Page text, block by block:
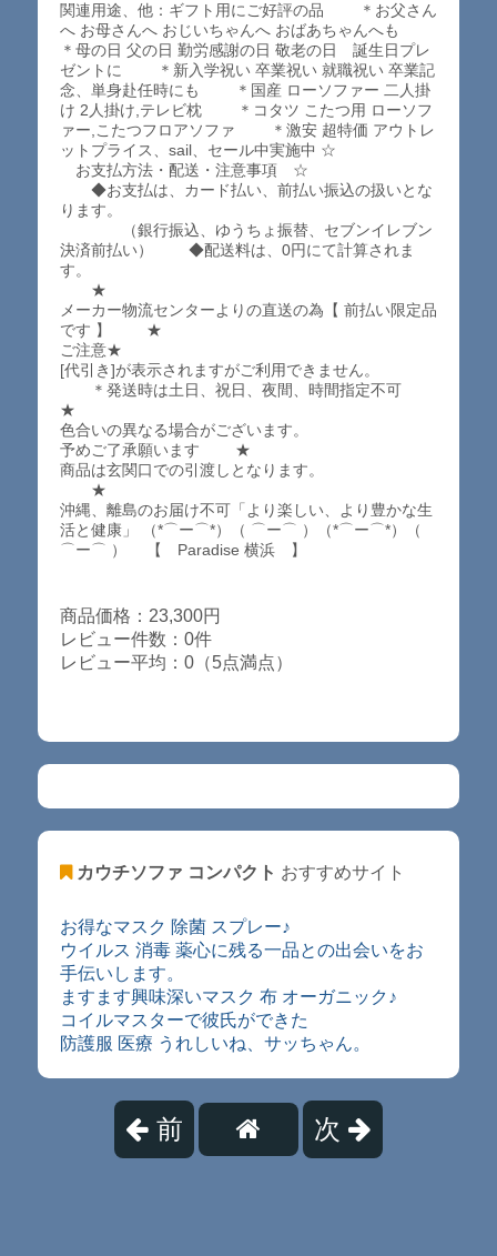
関連用途、他：ギフト用にご好評の品 ＊お父さん
へ お母さんへ おじいちゃんへ おばあちゃんへも
＊母の日 父の日 勤労感謝の日 敬老の日 誕生日プレ
ゼントに ＊新入学祝い 卒業祝い 就職祝い 卒業記
念、単身赴任時にも ＊国産 ローソファー 二人掛
け 2人掛け,テレビ枕 ＊コタツ こたつ用 ローソフ
ァー,こたつフロアソファ ＊激安 超特価 アウトレ
ットプライス、sail、セール中実施中 ☆
お支払方法・配送・注意事項 ☆
◆お支払は、カード払い、前払い振込の扱いとな
ります。
（銀行振込、ゆうちょ振替、セブンイレブン
決済前払い） ◆配送料は、0円にて計算されま
す。
★
メーカー物流センターよりの直送の為【 前払い限定品
です 】 ★
ご注意★
[代引き]が表示されますがご利用できません。
＊発送時は土日、祝日、夜間、時間指定不可
★
色合いの異なる場合がございます。
予めご了承願います ★
商品は玄関口での引渡しとなります。
★
沖縄、離島のお届け不可「より楽しい、より豊かな生
活と健康」 （*⌒ー⌒*）（ ⌒ー⌒ ）（*⌒ー⌒*）（
⌒ー⌒ ） 【 Paradise 横浜 】
商品価格：23,300円
レビュー件数：0件
レビュー平均：0（5点満点）
カウチソファ コンパクト おすすめサイト
お得なマスク 除菌 スプレー♪
ウイルス 消毒 薬心に残る一品との出会いをお
手伝いします。
ますます興味深いマスク 布 オーガニック♪
コイルマスターで彼氏ができた
防護服 医療 うれしいね、サッちゃん。
前 次